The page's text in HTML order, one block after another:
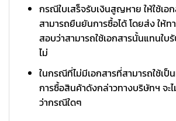
กรณีใบเสร็จรับเงินสูญหาย ให้ใช้เอ
สามารถยืนยันการซื้อได้ โดยส่ง ให้
สอบว่าสามารถใช้เอกสารนั้นแทนใบ
ไม่
ในกรณีที่ไม่มีเอกสารที่สามารถใช้เ
การซื้อสินค้าดังกล่าวทางบริษัทฯ จะ
ว่ากรณีใดๆ